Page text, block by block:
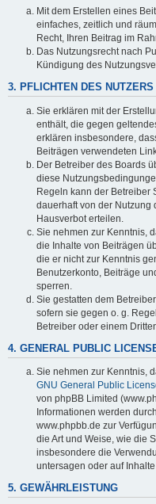
Mit dem Erstellen eines
einfaches, zeitlich und
Recht, Ihren Beitrag im
Das Nutzungsrecht nach
Kündigung des
3. PFLICHTEN DES NUTZERS
Sie erklären mit der
enthält, die gegen
erklären insbesondere,
Beiträgen verwendeten
Der Betreiber des Boards
diese
Regeln kann der Betreiber
dauerhaft von der Nutzung
Hausverbot erteilen.
Sie nehmen zur Kenntnis,
die Inhalte von Beiträgen
die er nicht zur Kenntnis
Benutzerkonto, Beiträge
sperren.
Sie gestatten dem
sofern sie gegen o. g.
Betreiber oder einem
4. GENERAL PUBLIC
Sie nehmen zur Kenntnis,
GNU General Public
von phpBB Limited
Informationen werden
www.phpbb.de zur
die Art und Weise, wie die
insbesondere die
untersagen oder auf
5. GEWÄHRLEISTUNG